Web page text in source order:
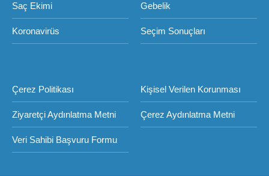
Saç Ekimi Gebelik
Koronavirüs Seçim Sonuçları
Çerez Politikası Kişisel Verilen Korunması
Ziyaretçi Aydınlatma Metni Çerez Aydınlatma Metni
Veri Sahibi Başvuru Formu